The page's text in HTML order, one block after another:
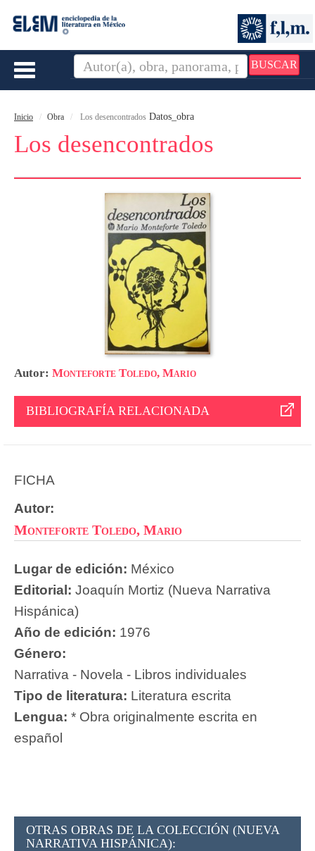
BUSCAR
Toggle
Inicio Obra Los desencontrados Datos_obra
Los desencontrados
Autor: Monteforte Toledo, Mario
BIBLIOGRAFÍA RELACIONADA
FICHA
Autor:
Monteforte Toledo, Mario
Lugar de edición: México
Editorial: Joaquín Mortiz (Nueva Narrativa
Hispánica)
Año de edición: 1976
Género:
Narrativa - Novela - Libros individuales
Tipo de literatura: Literatura escrita
Lengua: * Obra originalmente escrita en
español
OTRAS OBRAS DE LA COLECCIÓN (NUEVA
NARRATIVA HISPÁNICA):